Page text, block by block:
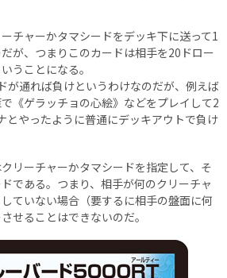
チャーかタマシードをデッキ下に送って1
が、つまりこのカードは相手を20ドロー
うことになる。
が通れば負けというわけなのだが、例えば
《ゲラッチョの心絵》などをプレイして2
とやったように普通にデッキアウトで負け
リーチャーかタマシードを指定して、そ
である。つまり、相手が何のクリーチャ
ていない場合（要するに相手の盤面に何
せることはできないのだ。